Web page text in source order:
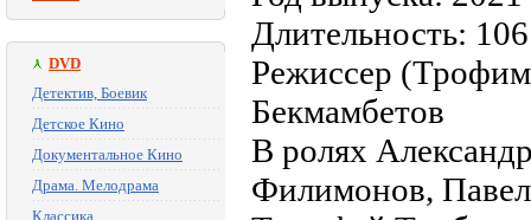
DVD
Детектив, Боевик
Детское Кино
Документальное Кино
Драма. Мелодрама
Классика
Длительность:
Режиссер
Бекмамбетов
В ролях
Филимонов,